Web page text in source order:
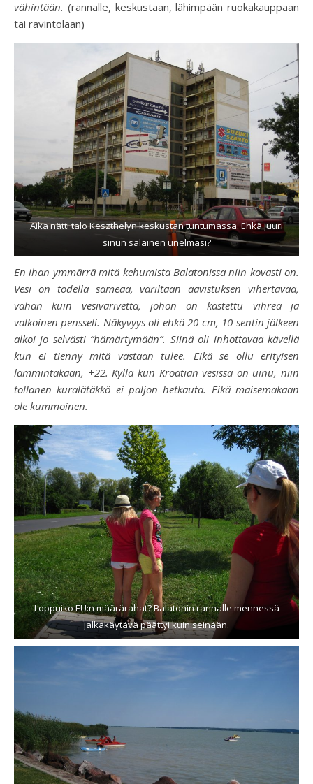
vähintään. (rannalle, keskustaan, lähimpään ruokakauppaan
tai ravintolaan)
Aika nätti talo Keszthelyn keskustan tuntumassa. Ehkä juuri
sinun salainen unelmasi?
En ihan ymmärrä mitä kehumista Balatonissa niin kovasti on.
Vesi on todella sameaa, väriltään aavistuksen vihertävää,
vähän kuin vesivärivettä, johon on kastettu vihreä ja
valkoinen pensseli. Näkyvyys oli ehkä 20 cm, 10 sentin jälkeen
alkoi jo selvästi ”hämärtymään”. Siinä oli inhottavaa kävellä
kun ei tienny mitä vastaan tulee. Eikä se ollu erityisen
lämmintäkään, +22. Kyllä kun Kroatian vesissä on uinu, niin
tollanen kuralätäkkö ei paljon hetkauta. Eikä maisemakaan
ole kummoinen.
Loppuiko EU:n määrärahat? Balatonin rannalle mennessä
jalkakäytävä päättyi kuin seinään.